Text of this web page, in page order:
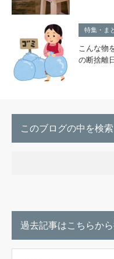
特集・ま
こんな物
の断捨離
このブログの中を検索
過去記事はこちらから